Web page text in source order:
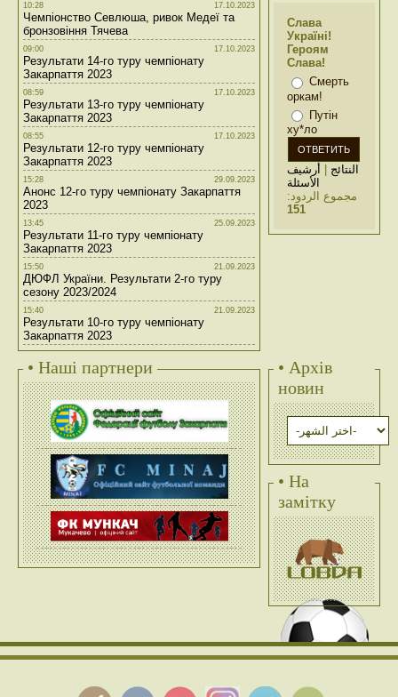
10:28 17.10.2023
Чемпіонство Севлюша, ривок Медеї та
бронзовіння Тячева
09:00 17.10.2023
Результати 14-го туру чемпіонату
Закарпаття 2023
08:59 17.10.2023
Результати 13-го туру чемпіонату
Закарпаття 2023
08:55 17.10.2023
Результати 12-го туру чемпіонату
Закарпаття 2023
15:28 29.09.2023
Анонс 12-го туру чемпіонату Закарпаття
2023
13:45 25.09.2023
Результати 11-го туру чемпіонату
Закарпаття 2023
15:50 21.09.2023
ДЮФЛ України. Результати 2-го туру
сезону 2023/2024
15:40 21.09.2023
Результати 10-го туру чемпіонату
Закарпаття 2023
Слава
Україні!
Героям
Слава!
Смерть
оркам!
Путін
ху*ло
النتائج | أرشيف
الأسئلة
مجموع الردود:
151
• Наші партнери
• Архів
новин
• На
замітку